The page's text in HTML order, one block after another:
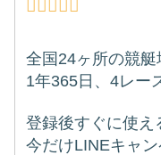
全国24ヶ所の競艇
1年365日、4レー
登録後すぐに使え
今だけLINEキャ